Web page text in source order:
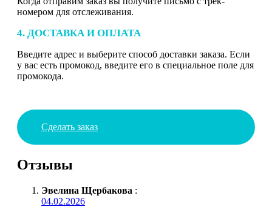
номером для отслеживания.
4. ДОСТАВКА И ОПЛАТА
Введите адрес и выберите способ доставки заказа. Если
у вас есть промокод, введите его в специальное поле для
промокода.
Сделать заказ
Отзывы
Эвелина Щербакова :
04.02.2026